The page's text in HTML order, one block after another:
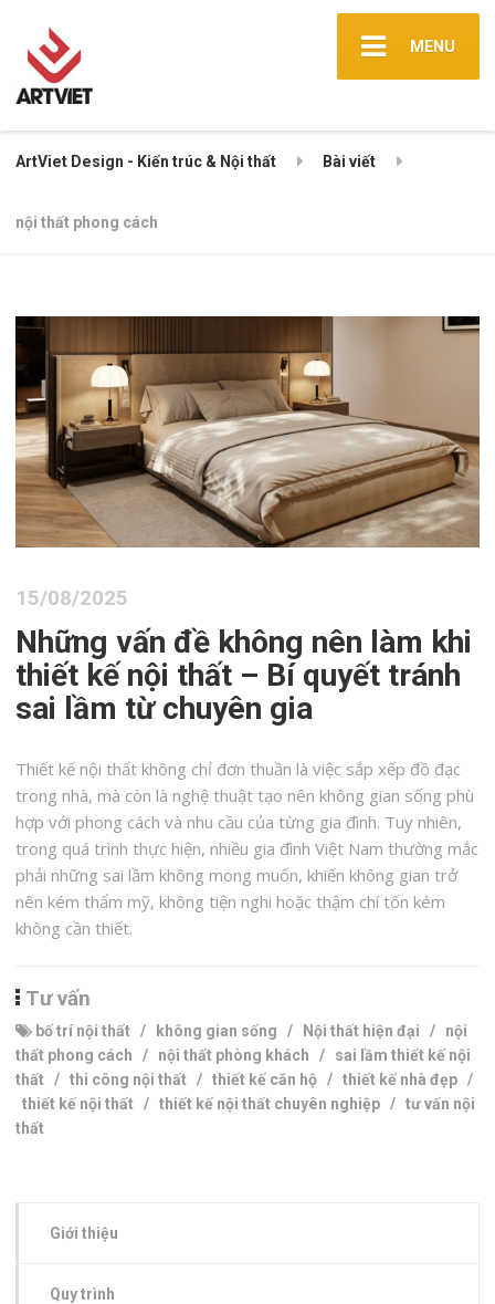
MENU
ArtViet Design - Kiến trúc & Nội thất Bài viết
nội thất phong cách
15/08/2025
Những vấn đề không nên làm khi
thiết kế nội thất – Bí quyết tránh
sai lầm từ chuyên gia
Thiết kế nội thất không chỉ đơn thuần là việc sắp xếp đồ đạc
trong nhà, mà còn là nghệ thuật tạo nên không gian sống phù
hợp với phong cách và nhu cầu của từng gia đình. Tuy nhiên,
trong quá trình thực hiện, nhiều gia đình Việt Nam thường mắc
phải những sai lầm không mong muốn, khiến không gian trở
nên kém thẩm mỹ, không tiện nghi hoặc thậm chí tốn kém
không cần thiết.
Tư vấn
bố trí nội thất / không gian sống / Nội thất hiện đại / nội
thất phong cách / nội thất phòng khách / sai lầm thiết kế nội
thất /thi công nội thất /thiết kế căn hộ /thiết kế nhà đẹp /
thiết kế nội thất /thiết kế nội thất chuyên nghiệp /tư vấn nội
thất
Giới thiệu
Quy trình